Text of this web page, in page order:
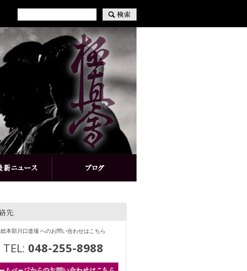
総本部川口道場 へのお問い合わせはこちら
TEL: 048-255-8988